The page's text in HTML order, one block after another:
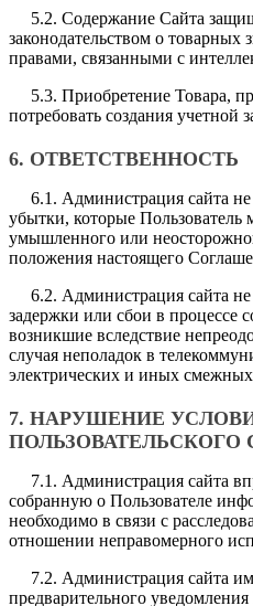
5.2. Содержание Сайта
законодательством о товарных
правами, связанными с
5.3. Приобретение Товара,
потребовать создания учетной
6. ОТВЕТСТВЕННОСТЬ
6.1. Администрация сайта не
убытки, которые Пользователь
умышленного или
положения настоящего
6.2. Администрация сайта не
задержки или сбои в процессе
возникшие вследствие
случая неполадок в
электрических и иных смежных
7. НАРУШЕНИЕ
7.1. Администрация сайта
собранную о Пользователе
необходимо в связи с
отношении неправомерного
7.2. Администрация сайта
предварительного